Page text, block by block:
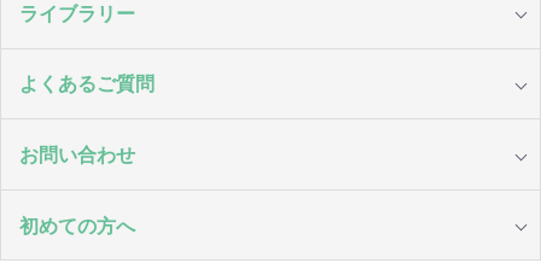
ライブラリー
よくあるご質問
お問い合わせ
初めての方へ